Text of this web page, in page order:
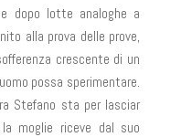
dopo lotte analoghe a
alla prova delle prove,
crescente di un
possa sperimentare.
Stefano sta per lasciar
moglie riceve dal suo